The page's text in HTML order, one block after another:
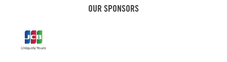
ชิซูโอกะ กรุงโตเกียว
OUR SPONSORS